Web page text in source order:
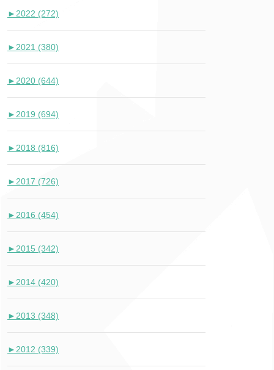
► 2022 (272)
► 2021 (380)
► 2020 (644)
► 2019 (694)
► 2018 (816)
► 2017 (726)
► 2016 (454)
► 2015 (342)
► 2014 (420)
► 2013 (348)
► 2012 (339)